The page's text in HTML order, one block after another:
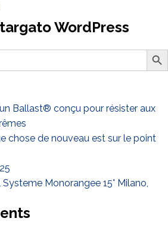
WordPress
Search Button
Ballast® conçu pour résister aux
chose de nouveau est sur le point
Monorangee 15° Milano,
la politique de confidentialité*